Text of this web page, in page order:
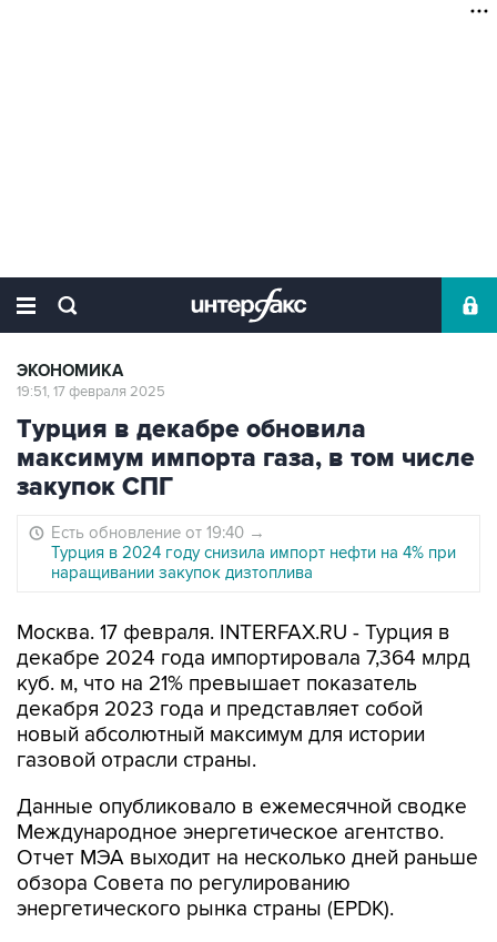
ЭКОНОМИКА
19:51, 17 февраля 2025
Турция в декабре обновила
максимум импорта газа, в том числе
закупок СПГ
Есть обновление от 19:40 →
Турция в 2024 году снизила импорт нефти на 4% при
наращивании закупок дизтоплива
Москва. 17 февраля. INTERFAX.RU - Турция в
декабре 2024 года импортировала 7,364 млрд
куб. м, что на 21% превышает показатель
декабря 2023 года и представляет собой
новый абсолютный максимум для истории
газовой отрасли страны.
Данные опубликовало в ежемесячной сводке
Международное энергетическое агентство.
Отчет МЭА выходит на несколько дней раньше
обзора Совета по регулированию
энергетического рынка страны (EPDK).